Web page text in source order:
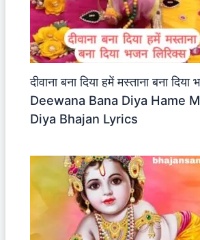
दीवाना बना दिया हमें मस्ताना बना दिया
Deewana Bana Diya Hame
Diya Bhajan Lyrics